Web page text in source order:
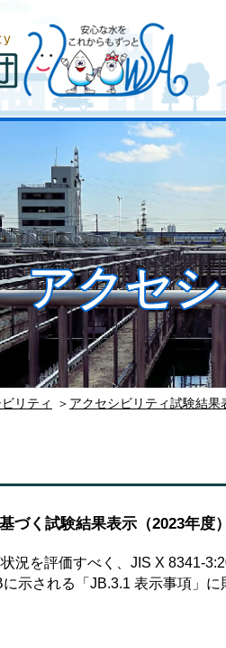
アクセ
リティ ＞ アクセシビリティ試験結果
づく試験結果表示（2023年度）
況を評価すべく、JIS X 8341-
示される「JB.3.1 表示事項」に